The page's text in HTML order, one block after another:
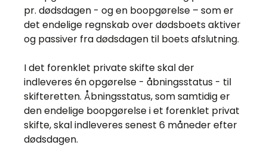
pr. dødsdagen - og en boopgørelse – som er
det endelige regnskab over dødsboets aktiver
og passiver fra dødsdagen til boets afslutning.
I det forenklet private skifte skal der
indleveres én opgørelse - åbningsstatus - til
skifteretten. Åbningsstatus, som samtidig er
den endelige boopgørelse i et forenklet privat
skifte, skal indleveres senest 6 måneder efter
dødsdagen.